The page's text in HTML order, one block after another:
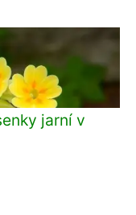
jarní v